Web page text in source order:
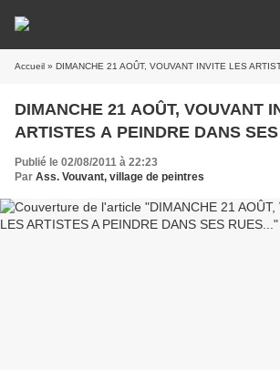
Accueil » DIMANCHE 21 AOÛT, VOUVANT INVITE LES ARTISTES A
DIMANCHE 21 AOÛT, VOUVANT
ARTISTES A PEINDRE DANS
Publié le 02/08/2011 à 22:23
Par Ass. Vouvant, village de peintres